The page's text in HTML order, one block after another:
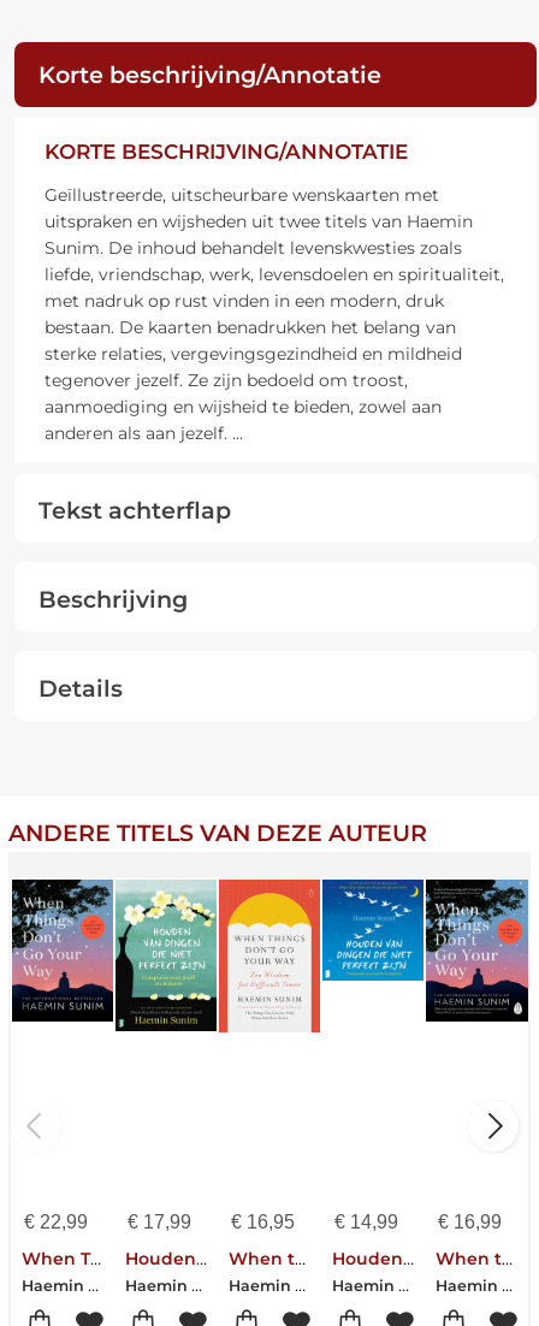
Korte beschrijving/Annotatie
KORTE BESCHRIJVING/ANNOTATIE
Geïllustreerde, uitscheurbare wenskaarten met
uitspraken en wijsheden uit twee titels van Haemin
Sunim. De inhoud behandelt levenskwesties zoals
liefde, vriendschap, werk, levensdoelen en spiritualiteit,
met nadruk op rust vinden in een modern, druk
bestaan. De kaarten benadrukken het belang van
sterke relaties, vergevingsgezindheid en mildheid
tegenover jezelf. Ze zijn bedoeld om troost,
aanmoediging en wijsheid te bieden, zowel aan
anderen als aan jezelf. ...
Tekst achterflap
Beschrijving
Details
ANDERE TITELS VAN DEZE AUTEUR
€22,99
When Things Don't Go Your Way
Haemin Sunim
€17,99
Houden van dingen die niet perfect zijn
Haemin Sunim
€ 16,95
When things don't go your way
Haemin Sunim
€ 14,99
Houden van dingen die niet perfect zijn
Haemin Sunim
€ 16,99
When things don't go your way
Haemin Sunim